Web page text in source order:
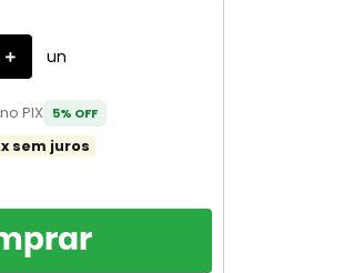
un
no PIX 5% OFF
sem juros